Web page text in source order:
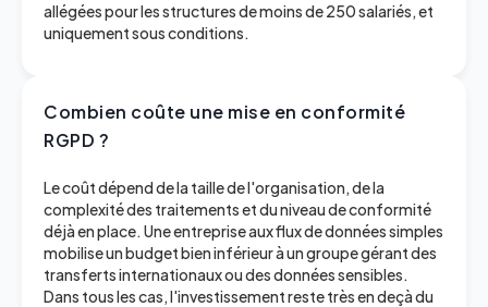
allégées pour les structures de moins de 250 salariés, et
uniquement sous conditions.
Combien coûte une mise en conformité
RGPD ?
Le coût dépend de la taille de l'organisation, de la
complexité des traitements et du niveau de conformité
déjà en place. Une entreprise aux flux de données simples
mobilise un budget bien inférieur à un groupe gérant des
transferts internationaux ou des données sensibles.
Dans tous les cas, l'investissement reste très en deçà du